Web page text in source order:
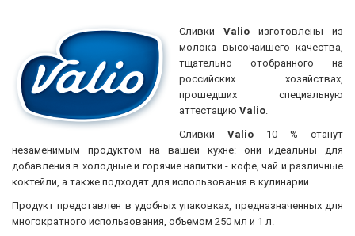
Сливки Valio изготовлены из
молока высочайшего качества,
тщательно отобранного на
российских хозяйствах,
прошедших специальную
аттестацию Valio.
Сливки Valio 10 % станут
незаменимым продуктом на вашей кухне: они идеальны для
добавления в холодные и горячие напитки - кофе, чай и различные
коктейли, а также подходят для использования в кулинарии.
Продукт представлен в удобных упаковках, предназначенных для
многократного использования, объемом 250 мл и 1 л.